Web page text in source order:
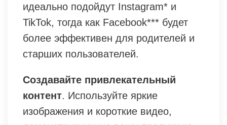
идеально подойдут Instagram* и
TikTok, тогда как Facebook*** будет
более эффективен для родителей и
старших пользователей.
Создавайте привлекательный
контент. Используйте яркие
изображения и короткие видео,